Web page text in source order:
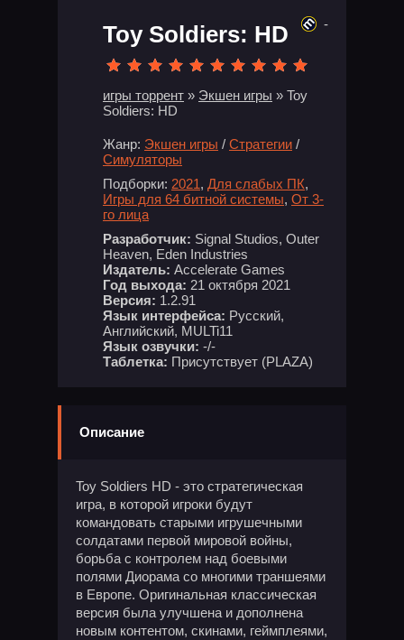
Toy Soldiers: HD
игры торрент » Экшен игры » Toy
Soldiers: HD
Жанр: Экшен игры / Стратегии /
Симуляторы
Подборки: 2021, Для слабых ПК,
Игры для 64 битной системы, От 3-
го лица
Разработчик: Signal Studios, Outer
Heaven, Eden Industries
Издатель: Accelerate Games
Год выхода: 21 октября 2021
Версия: 1.2.91
Язык интерфейса: Русский,
Английский, MULTi11
Язык озвучки: -/-
Таблетка: Присутствует (PLAZA)
-
Описание
Toy Soldiers HD - это стратегическая
игра, в которой игроки будут
командовать старыми игрушечными
солдатами первой мировой войны,
борьба с контролем над боевыми
полями Диорама со многими траншеями
в Европе. Оригинальная классическая
версия была улучшена и дополнена
новым контентом, скинами, геймплеями,